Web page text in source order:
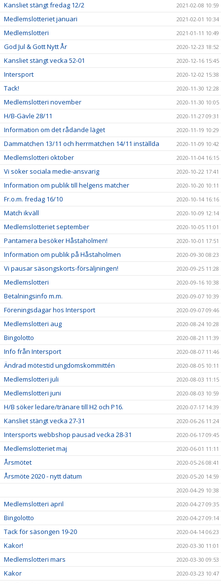
Kansliet stängt fredag 12/2 2021-02-08 10:59
Medlemslotteriet januari 2021-02-01 10:34
Medlemslotteri 2021-01-11 10:49
God Jul & Gott Nytt År 2020-12-23 18:52
Kansliet stängt vecka 52-01 2020-12-16 15:45
Intersport 2020-12-02 15:38
Tack! 2020-11-30 12:28
Medlemslotteri november 2020-11-30 10:05
H/B-Gävle 28/11 2020-11-27 09:31
Information om det rådande läget 2020-11-19 10:29
Dammatchen 13/11 och herrmatchen 14/11 inställda 2020-11-09 10:42
Medlemslotteri oktober 2020-11-04 16:15
Vi söker sociala medie-ansvarig 2020-10-22 17:41
Information om publik till helgens matcher 2020-10-20 10:11
Fr.o.m. fredag 16/10 2020-10-14 16:16
Match ikväll 2020-10-09 12:14
Medlemslotteriet september 2020-10-05 11:01
Pantamera besöker Håstaholmen! 2020-10-01 17:51
Information om publik på Håstaholmen 2020-09-30 08:23
Vi pausar säsongskorts-försäljningen! 2020-09-25 11:28
Medlemslotteri 2020-09-16 10:38
Betalningsinfo m.m. 2020-09-07 10:39
Föreningsdagar hos Intersport 2020-09-07 09:46
Medlemslotteri aug 2020-08-24 10:28
Bingolotto 2020-08-21 11:39
Info från Intersport 2020-08-07 11:46
Ändrad mötestid ungdomskommittén 2020-08-05 10:11
Medlemslotteri juli 2020-08-03 11:15
Medlemslotteri juni 2020-08-03 10:59
H/B söker ledare/tränare till H2 och P16. 2020-07-17 14:39
Kansliet stängt vecka 27-31 2020-06-26 11:24
Intersports webbshop pausad vecka 28-31 2020-06-17 09:45
Medlemslotteriet maj 2020-06-01 11:11
Årsmötet 2020-05-26 08:41
Årsmöte 2020 - nytt datum
2020-05-20 14:59
2020-04-29 10:38
Medlemslotteri april 2020-04-27 09:35
Bingolotto 2020-04-27 09:14
Tack för säsongen 19-20 2020-04-14 06:23
Kakor! 2020-03-30 11:01
Medlemslotteri mars 2020-03-30 09:53
Kakor 2020-03-23 10:47